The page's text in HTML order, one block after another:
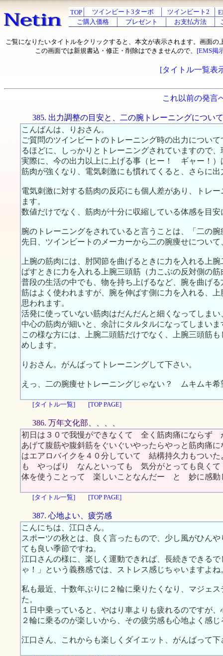
TOP ツインビート3ターボ ツインビート2
ご購入価格
プレゼント お支払方法
ご覧になりたいタイトルをクリックすると、本文が表示されます。画面の
この画面では新規書込・修正・削除はできませんので、 [EMS掲
[タイトル一覧表
これ以前の発言
385. 出力調整の目安と、二の腕トレーニングについて
こんばんは、りおさん。
ご質問のツインビートのトレーニング時の出力につい
るほどに、しっかりとトレーニングされていますので
実際に、今の出力以上に上げる事（ヒー！ ギャー！）
筋肉が強くなり、電気刺激にも慣れてくると、さらに
電気刺激に対する筋肉の反応にも個人差があり、トレ
ます。
数値だけでなく、筋肉が十分に収縮している体感を目
腕のトレーニングをされていると言うことは、「二の
先日、ツインビートのメーカーから二の腕痩せについ
上腕の筋肉には、肘関節を曲げるときに力を入れる上
ばすときに力を入れる上腕三頭筋（力こぶの反対側の
普段の生活の中でも、物を持ち上げるなど、腕を曲げ
筋はよく使われますが、腕を伸ばす側に力を入れる、
思われます。
活発に使っていない筋肉はだんだんと細くなってしま
中心の筋肉が細いと、余計にタルタルになってしまいま
この様な方には、上腕二頭筋だけでなく、上腕三頭筋
めします。
りおさん。がんばってトレーニングして下さい。
えっ、二の腕痩せトレーニングじゃない？ ムキムキ
[タイトル一覧] [TOP PAGE]
386. 万年文化部、、、、
初日は３０で我慢ができなくて 全く筋肉痛にならず
あげて腹筋や腹斜筋をぐいぐいやったらやっと筋肉
はエアロバイクを４０分していて 結構持久力もつい
も やっぱり なんといっても 気分がとっても良くて
体を使うことって 楽しいことなんだー と 妙に感
[タイトル一覧] [TOP PAGE]
387. 心地よい、疲労感
こんにちは、江口さん。
スポーツの秋とは、良く言ったもので、少し風がひん
ても良い季節ですね。
江口さんの様に、楽しく運動できれば、長続きできる
ゃ！」という義務感では、ストレス感じちゃいますよね
私も最近、十数年ぶりに２輪に乗りたくなり、マジェ
た。
１日中乗っていると、やはり車よりも疲れるのですが
２輪に乗るのが楽しいから、その疲労感も心地よく感
江口さん、これからも楽しくダイエット、がんばって下